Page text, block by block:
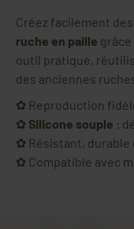
Créez facilement des
ruche en paille grâce
outil pratique,
des anciennes
✿ Reproduction
✿ Silicone souple :
✿ Résistant,
✿ Compatible avec